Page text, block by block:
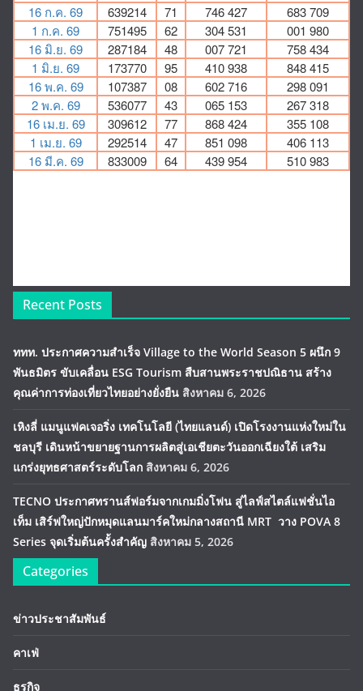
Recent Posts
ททท. ประกาศความสำเร็จ Village to the World Season 5 ผนึก 9
พันธมิตร ขับเคลื่อน ESG Tourism สืบสานพระราชปณิธาน สร้าง
คุณค่าการท่องเที่ยวไทยอย่างยั่งยืน สิงหาคม 6, 2026
เหิงลี่ แมนูแฟคเจอริ่ง เทคโนโลยี (ไทยแลนด์) เปิดโรงงานแห่งใหม่ใน
ชลบุรี เดินหน้าขยายฐานการผลิตสู่เอเชียตะวันออกเฉียงใต้ เสริม
แกร่งยุทธศาสตร์ระดับโลก สิงหาคม 6, 2026
TECNO ประกาศทรานส์ฟอร์มจากเกมมิ่งโฟน สู่ไลฟ์สไตล์แฟชั่นไอ
เท็ม เสิร์ฟใหญ่ปักหมุดแลนมาร์คใหม่กลางสถานี MRT วาง POVA 8
Series จุดเริ่มต้นครั้งสำคัญ สิงหาคม 5, 2026
Categories
ข่าวประชาสัมพันธ์
คาเฟ่
ธุรกิจ